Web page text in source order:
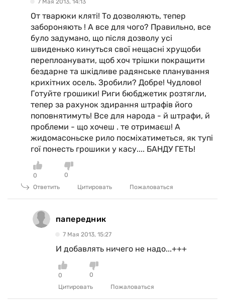
7 Мая 2013, 14:13
От тварюки кляті! То дозволяють, тепер
забороняють ! А все для чого? Правильно, все
було задумано, що після дозволу усі
швиденько кинуться свої нещасні хрущоби
переплоанувати, щоб хоч трішки покращити
бездарне та шкідливе радянське планування
крихітних осель. Зробили? Добре! Чудлово!
Готуйте грошики! Риги бюбджетик розтягли,
тепер за рахунок здирання штрафів його
поповнятимуть! Все для народа - й штрафи, й
проблеми - що хочеш . те отримаєш! А
жидомасоньске рило посміхатиметься, як тупі
гої понесть грошики у касу.... БАНДУ ГЕТЬ!
0
0
Ответить
Цитировать Пожаловаться
папередник
7 Мая 2013, 15:27
И добавлять ничего не надо...+++
0
0
Цитировать
Пожаловаться